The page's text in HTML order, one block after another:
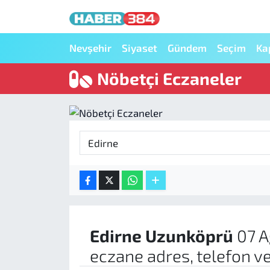
Nevşehir Siyaset Gündem Seçim
Nöbetçi Eczaneler
Edirne Uzunköprü 07
eczane adres, telefon
Nöbetçi Eczaneler
Hava Durumu
Trafik Durumu
Süper Lig Puan Durumu ve Fikstür
Tüm Manşetler
Haber Arşivi